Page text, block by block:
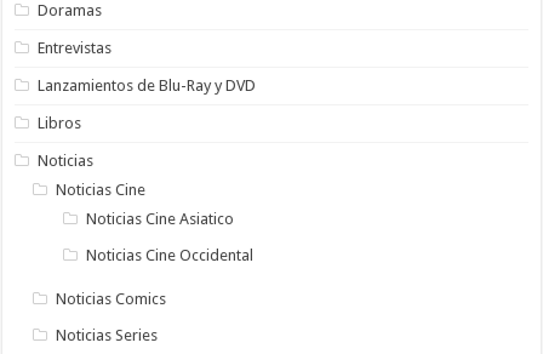
Doramas
Entrevistas
Lanzamientos de Blu-Ray y DVD
Libros
Noticias
Noticias Cine
Noticias Cine Asiatico
Noticias Cine Occidental
Noticias Comics
Noticias Series